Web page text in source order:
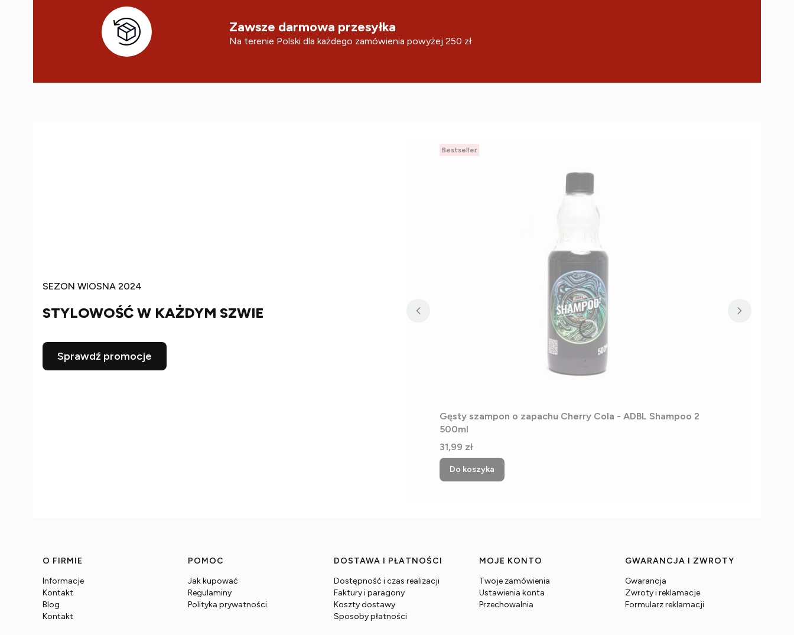
Zawsze darmowa przesyłka
Na terenie Polski dla każdego zamówienia powyżej 250 zł
SEZON WIOSNA 2024
STYLOWOŚĆ W KAŻDYM SZWIE
Sprawdź promocje
Bestseller
Gęsty szampon o zapachu Cherry Cola - ADBL Shampoo 2
500ml
Cena
31,99 zł
Do koszyka
Linki w stopce
O FIRMIE
Informacje
Kontakt
Blog
Kontakt
POMOC
Jak kupować
Regulaminy
Polityka prywatności
DOSTAWA I PŁATNOŚCI
Dostępność i czas realizacji
Faktury i paragony
Koszty dostawy
Sposoby płatności
MOJE KONTO
Twoje zamówienia
Ustawienia konta
Przechowalnia
GWARANCJA I ZWROTY
Gwarancja
Zwroty i reklamacje
Formularz reklamacji